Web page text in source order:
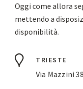
Oggi come allora
mettendo a
disponibilità.
TRIESTE
Via Mazzini 38